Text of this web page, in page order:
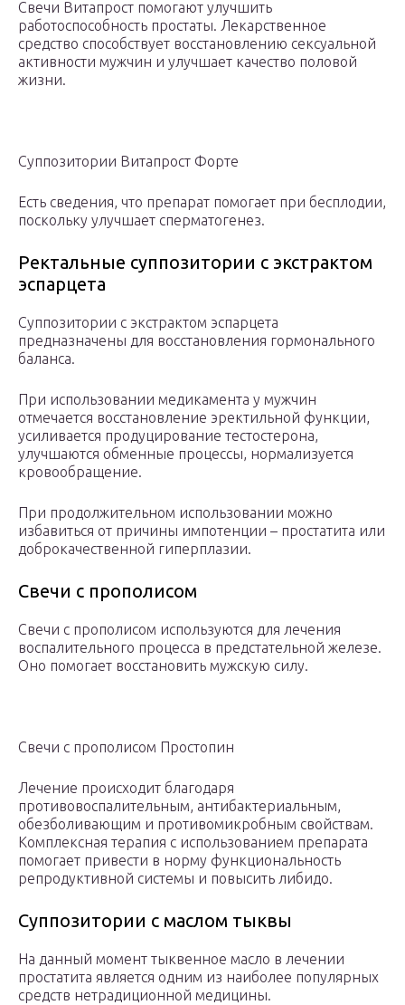
Свечи Витапрост помогают улучшить
работоспособность простаты. Лекарственное
средство способствует восстановлению сексуальной
активности мужчин и улучшает качество половой
жизни.
Суппозитории Витапрост Форте
Есть сведения, что препарат помогает при бесплодии,
поскольку улучшает сперматогенез.
Ректальные суппозитории с экстрактом
эспарцета
Суппозитории с экстрактом эспарцета
предназначены для восстановления гормонального
баланса.
При использовании медикамента у мужчин
отмечается восстановление эректильной функции,
усиливается продуцирование тестостерона,
улучшаются обменные процессы, нормализуется
кровообращение.
При продолжительном использовании можно
избавиться от причины импотенции – простатита или
доброкачественной гиперплазии.
Свечи с прополисом
Свечи с прополисом используются для лечения
воспалительного процесса в предстательной железе.
Оно помогает восстановить мужскую силу.
Свечи с прополисом Простопин
Лечение происходит благодаря
противовоспалительным, антибактериальным,
обезболивающим и противомикробным свойствам.
Комплексная терапия с использованием препарата
помогает привести в норму функциональность
репродуктивной системы и повысить либидо.
Суппозитории с маслом тыквы
На данный момент тыквенное масло в лечении
простатита является одним из наиболее популярных
средств нетрадиционной медицины.